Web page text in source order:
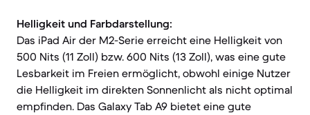
Helligkeit und Farbdarstellung:
Das iPad Air der M2-Serie erreicht eine Helligkeit von
500 Nits (11 Zoll) bzw. 600 Nits (13 Zoll), was eine gute
Lesbarkeit im Freien ermöglicht, obwohl einige Nutzer
die Helligkeit im direkten Sonnenlicht als nicht optimal
empfinden. Das Galaxy Tab A9 bietet eine gute